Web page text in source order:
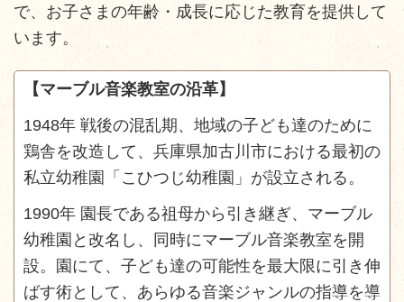
で、お子さまの年齢・成長に応じた教育を提供して
います。
【マーブル音楽教室の沿革】
1948年 戦後の混乱期、地域の子ども達のために
鶏舎を改造して、兵庫県加古川市における最初の
私立幼稚園「こひつじ幼稚園」が設立される。
1990年 園長である祖母から引き継ぎ、マーブル
幼稚園と改名し、同時にマーブル音楽教室を開
設。園にて、子ども達の可能性を最大限に引き伸
ばす術として、あらゆる音楽ジャンルの指導を導